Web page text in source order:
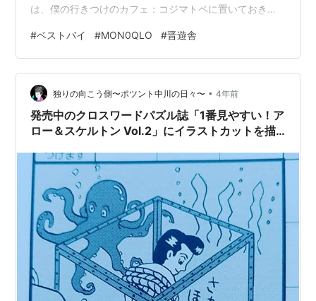
は、僕の行きつけのカフェ：コジマトペに置いておきま
MONOQLO ベストバイシリーズ、かなりの勢いで売れる
んだそうですよ。確かに読んでみると面白いです。 この
ムック本が欲しい方は、こちら 100％ムックシリーズ
MONOQLO the Best 2023～2024 (１００％ムックシリ
ーズ) 晋遊舎 Amazon 100％ムックシリーズ MONOQL…
#ベストバイ #MON0QLO #晋遊舎
独りの向こう側〜ポツント中川の日々〜 • 4年前
発売中のクロスワードパズル誌「1番見やすい！ア
ロー＆スケルトン Vol.2」にイラストカットを描